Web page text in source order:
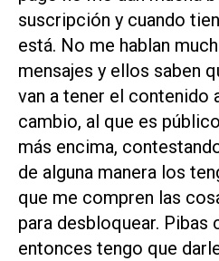
suscripción y cuando
está. No me hablan
mensajes y ellos saben
van a tener el contenido
cambio, al que es
más encima,
de alguna manera los
que me compren las
para desbloquear. Pibas
entonces tengo que